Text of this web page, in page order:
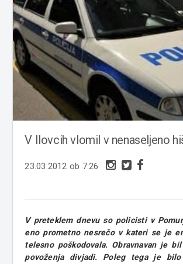
V Ilovcih vlomil v nenaseljeno
23.03.2012 ob 7:26
V preteklem dnevu so policisti v
eno prometno nesrečo v kateri se je
telesno poškodovala. Obravnavan je
povoženja divjadi. Poleg tega je bilo